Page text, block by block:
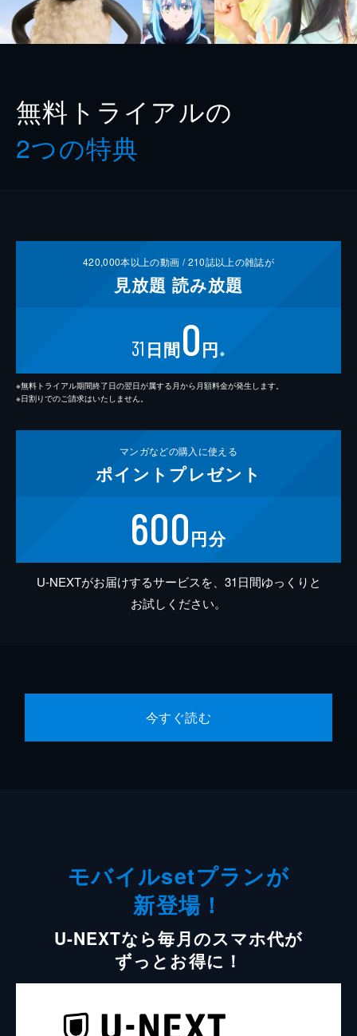
無料トライアルの
2つの特典
420,000本以上の動画 /210誌以上の雑誌が
見放題 読み放題
31 日間0円 ※
※無料トライアル期間終了日の翌日が属する月から月額料金が発生します。
※日割りでのご請求はいたしません。
マンガなどの購入に使える
ポイント プレゼント
600円分
U-NEXTがお届けするサービスを、31日間ゆっくりと
お試しください。
今すぐ読む
モバイルsetプランが
新登場！
U-NEXTなら毎月のスマホ代が
ずっとお得に！